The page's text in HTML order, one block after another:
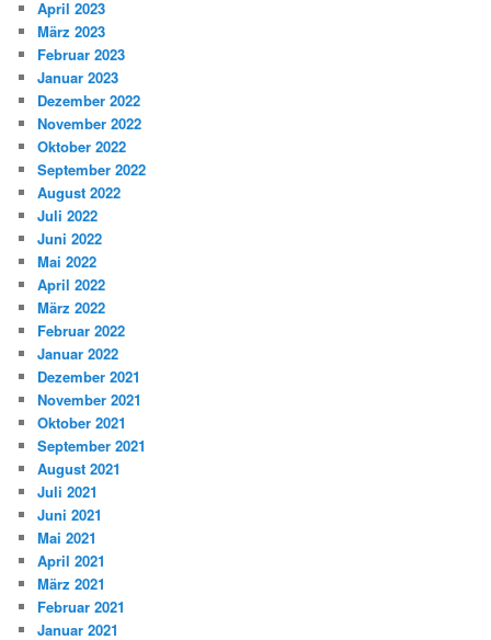
April 2023
März 2023
Februar 2023
Januar 2023
Dezember 2022
November 2022
Oktober 2022
September 2022
August 2022
Juli 2022
Juni 2022
Mai 2022
April 2022
März 2022
Februar 2022
Januar 2022
Dezember 2021
November 2021
Oktober 2021
September 2021
August 2021
Juli 2021
Juni 2021
Mai 2021
April 2021
März 2021
Februar 2021
Januar 2021